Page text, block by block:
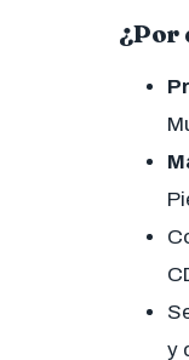
¿Por
y